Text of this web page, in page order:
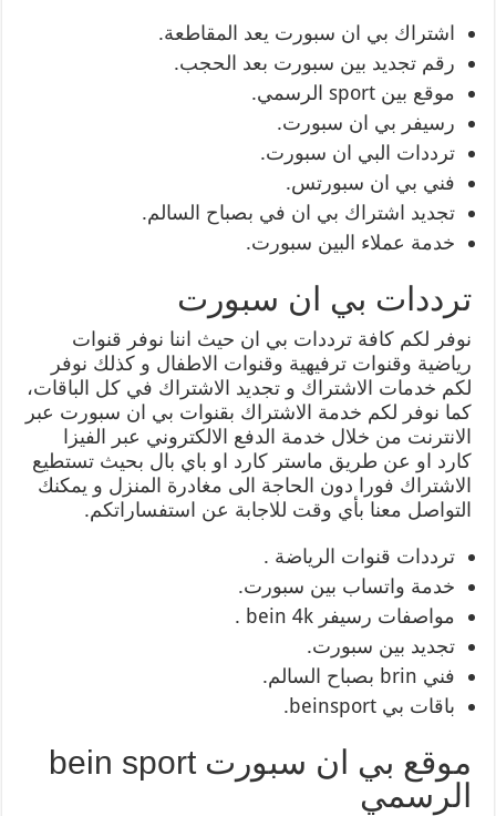
اشتراك بي ان سبورت يعد المقاطعة.
رقم تجديد بين سبورت بعد الحجب.
موقع بين sport الرسمي.
رسيفر بي ان سبورت.
ترددات البي ان سبورت.
فني بي ان سبورتس.
تجديد اشتراك بي ان في بصباح السالم.
خدمة عملاء البين سبورت.
ترددات بي ان سبورت
نوفر لكم كافة ترددات بي ان حيث اننا نوفر قنوات
رياضية وقنوات ترفيهية وقنوات الاطفال و كذلك نوفر
لكم خدمات الاشتراك و تجديد الاشتراك في كل الباقات،
كما نوفر لكم خدمة الاشتراك بقنوات بي ان سبورت عبر
الانترنت من خلال خدمة الدفع الالكتروني عبر الفيزا
كارد او عن طريق ماستر كارد او باي بال بحيث تستطيع
الاشتراك فورا دون الحاجة الى مغادرة المنزل و يمكنك
التواصل معنا بأي وقت للاجابة عن استفساراتكم.
ترددات قنوات الرياضة .
خدمة واتساب بين سبورت.
مواصفات رسيفر bein 4k .
تجديد بين سبورت.
فني brin بصباح السالم.
باقات بي beinsport.
موقع بي ان سبورت bein sport
الرسمي